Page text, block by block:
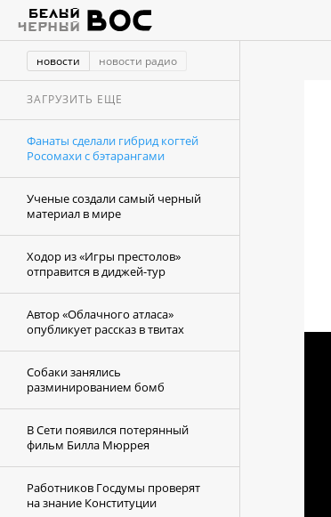
новости новости радио
ЗАГРУЗИТЬ ЕЩЕ
Фанаты сделали гибрид когтей
Росомахи с бэтарангами
Ученые cоздали самый черный
материал в мире
Ходор из «Игры престолов»
отправится в диджей-тур
Автор «Облачного атласа»
опубликует рассказ в твитах
Собаки занялись
разминированием бомб
В Сети появился потерянный
фильм Билла Мюррея
Работников Госдумы проверят
на знание Конституции